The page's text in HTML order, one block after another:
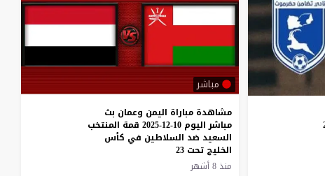
مباشر
مشاهدة مباراة اليمن وعمان بث
مباشر اليوم 10-12-2025 قمة المنتخب
السعيد ضد السلاطين في كأس
الخليج تحت 23
منذ 8 أشهر